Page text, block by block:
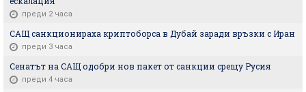
преди 2 часа
САЩ санкционираха криптоборса в Дубай заради връзки с Иран
преди 3 часа
Сенатът на САЩ одобри нов пакет от санкции срещу Русия
преди 4 часа